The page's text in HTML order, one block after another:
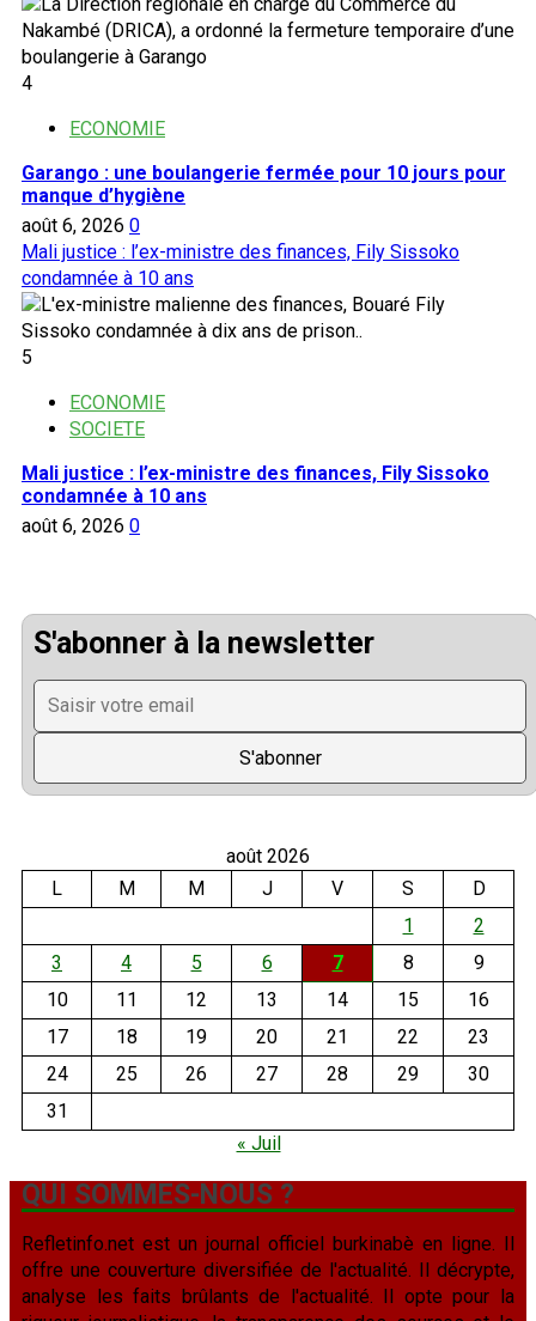
4
ECONOMIE
Garango : une boulangerie fermée pour 10 jours pour
manque d’hygiène
août 6, 2026 0
Mali justice : l’ex-ministre des finances, Fily Sissoko
condamnée à 10 ans
5
ECONOMIE
SOCIETE
Mali justice : l’ex-ministre des finances, Fily Sissoko
condamnée à 10 ans
août 6, 2026 0
S'abonner à la newsletter
août 2026
L
M M J V S
D
1
2
3
4 5 6 7 8
9
10
11 12 13 14 15
16
17
18 19 20 21 22
23
24
25 26 27 28 29
30
31
« Juil
QUI SOMMES-NOUS ?
Refletinfo.net est un journal officiel burkinabè en ligne. Il
offre une couverture diversifiée de l'actualité. Il décrypte,
analyse les faits brûlants de l'actualité. Il opte pour la